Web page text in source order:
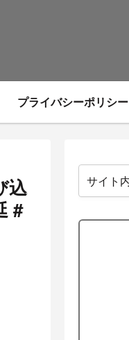
プライバシーポリシー
込
#